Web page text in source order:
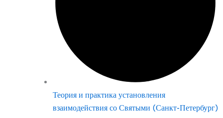
Теория и практика установления
взаимодействия со Святыми (Санкт-Петербург)